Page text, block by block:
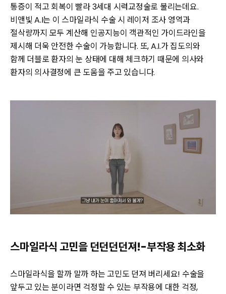
통증이 적고 회복이 빨라 3세대 시력교정술로 불리는데요.
비앤빛 A.I는 이 스마일라식 수술 시 레이저 조사 영역과
절삭량까지 모두 계산해 인공지능이 객관적인 가이드라인을
제시해 더욱 안전한 수술이 가능합니다. 또, A.I.가 집도의와
함께 더블로 환자의 눈 상태에 대해 체크하기 때문에 의사와
환자의 의사결정에 큰 도움을 주고 있습니다.
스마일라식 고민을 던던던던져!-부작용 최소화
스마일라식을 할까 말까 하는 고민도 던져 버리세요! 수술을
앞두고 있는 분이라면 걱정할 수 있는 부작용에 대한 걱정,